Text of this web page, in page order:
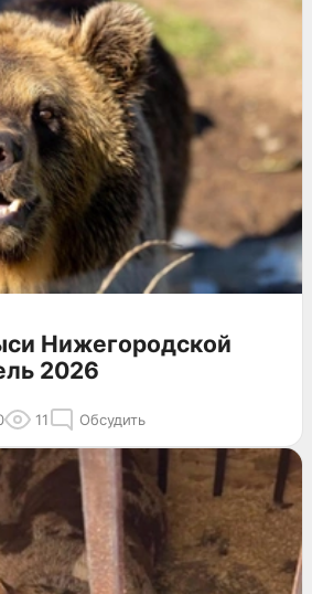
Нижегородской
2026
11 Обсудить